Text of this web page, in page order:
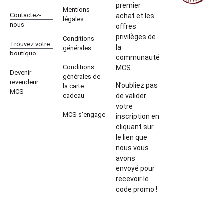
Contactez-
nous
Trouvez votre
boutique
Devenir
revendeur
MCS
Mentions
légales
Conditions
générales
Conditions
générales de
la carte
cadeau
MCS s'engage
premier
achat et les
offres
privilèges de
la
communauté
MCS.
N’oubliez pas
de valider
votre
inscription en
cliquant sur
le lien que
nous vous
avons
envoyé pour
recevoir le
code promo !